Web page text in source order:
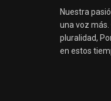
Nuestra
una voz
pluralidad,
en estos